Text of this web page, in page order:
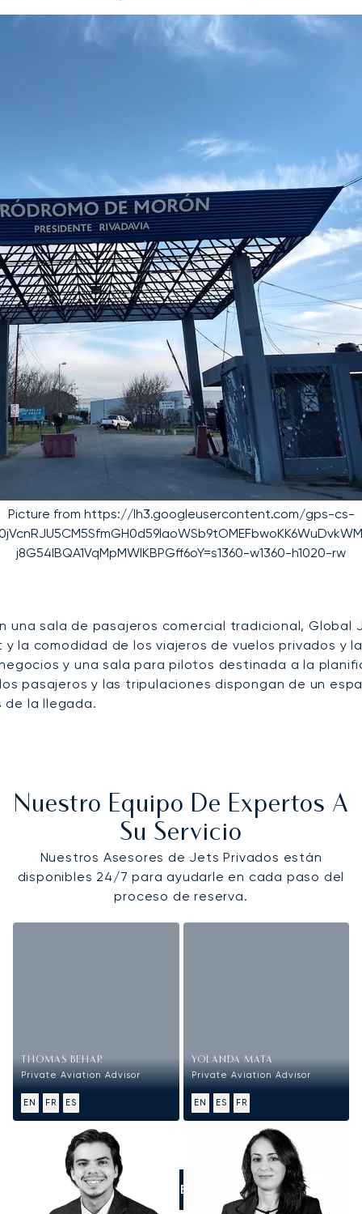
Picture from https://lh3.googleusercontent.com/gps-cs-
j8G54IBQA1VqMpMWlKBPGff6oY=s1360-w1360-h1020-rw
una sala de pasajeros comercial tradicional,
la comodidad de los viajeros de vuelos privados y
y una sala para pilotos destinada a la
pasajeros y las tripulaciones dispongan de un
de la llegada.
Nuestro Equipo De Expertos A
Su Servicio
Nuestros Asesores de Jets Privados están
disponibles 24/7 para ayudarle en cada paso del
proceso de reserva.
THOMAS BEHAR
Private Aviation Advisor
EN FR ES
YOLANDA MATA
Private Aviation Advisor
EN ES FR
LLÁMENOS